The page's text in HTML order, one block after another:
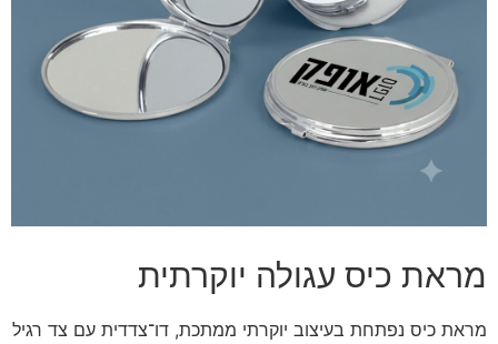
מראת כיס עגולה יוקרתית
מראת כיס נפתחת בעיצוב יוקרתי ממתכת, דו־צדדית עם צד רגיל